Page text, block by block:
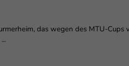
das wegen des MTU-